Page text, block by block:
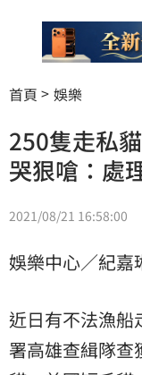
首頁 娛樂
250隻走私
哭狠嗆：處
2021/08/21 16:58:00
娛樂中心／紀嘉
近日有不法漁船
署高雄查緝隊查